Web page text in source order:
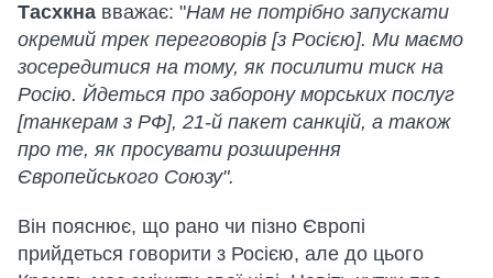
Тасхкна вважає: "Нам не потрібно запускати
окремий трек переговорів [з Росією]. Ми маємо
зосередитися на тому, як посилити тиск на
Росію. Йдеться про заборону морських послуг
[танкерам з РФ], 21-й пакет санкцій, а також
про те, як просувати розширення
Європейського Союзу".
Він пояснює, що рано чи пізно Європі
прийдеться говорити з Росією, але до цього